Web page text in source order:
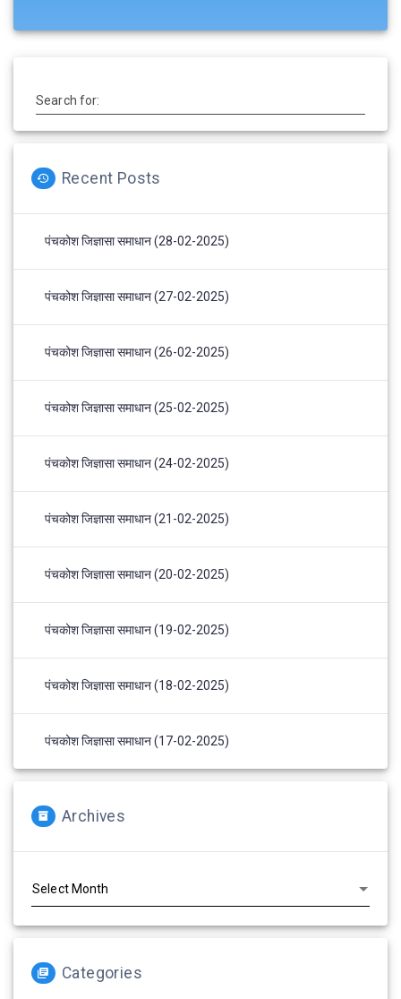
Search for:
Recent Posts
पंचकोश जिज्ञासा समाधान (28-02-2025)
पंचकोश जिज्ञासा समाधान (27-02-2025)
पंचकोश जिज्ञासा समाधान (26-02-2025)
पंचकोश जिज्ञासा समाधान (25-02-2025)
पंचकोश जिज्ञासा समाधान (24-02-2025)
पंचकोश जिज्ञासा समाधान (21-02-2025)
पंचकोश जिज्ञासा समाधान (20-02-2025)
पंचकोश जिज्ञासा समाधान (19-02-2025)
पंचकोश जिज्ञासा समाधान (18-02-2025)
पंचकोश जिज्ञासा समाधान (17-02-2025)
Archives
Categories